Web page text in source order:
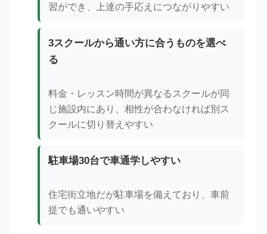
習ができ、上達の手応えにつながりやすい
3スクールから通い方に合うものを選べ
る
料金・レッスン時間が異なるスクールが同
じ施設内にあり、相性が合わなければ別ス
クールに切り替えやすい
駐車場30台で車通学しやすい
住宅街立地だが駐車場を備えており、車前
提でも通いやすい